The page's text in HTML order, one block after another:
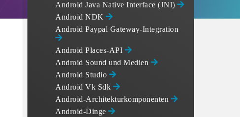
Android Java Native Interface (JNI)
Android NDK
Android Paypal Gateway-Integration
Android Places-API
Android Sound und Medien
Android Studio
Android Vk Sdk
Android-Architekturkomponenten
Android-Dinge